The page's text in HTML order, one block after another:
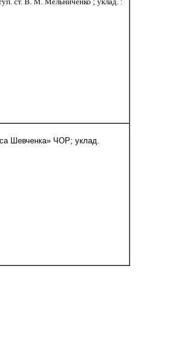
Шевченка» ЧОР; уклад.